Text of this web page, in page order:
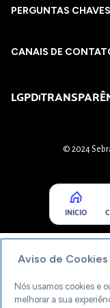
PERGUNTAS CHAVES​
CANAIS DE
LGPD
© 2024
INICIO
Aviso de Cookies
Nós usamos cookies e
melhorar a sua